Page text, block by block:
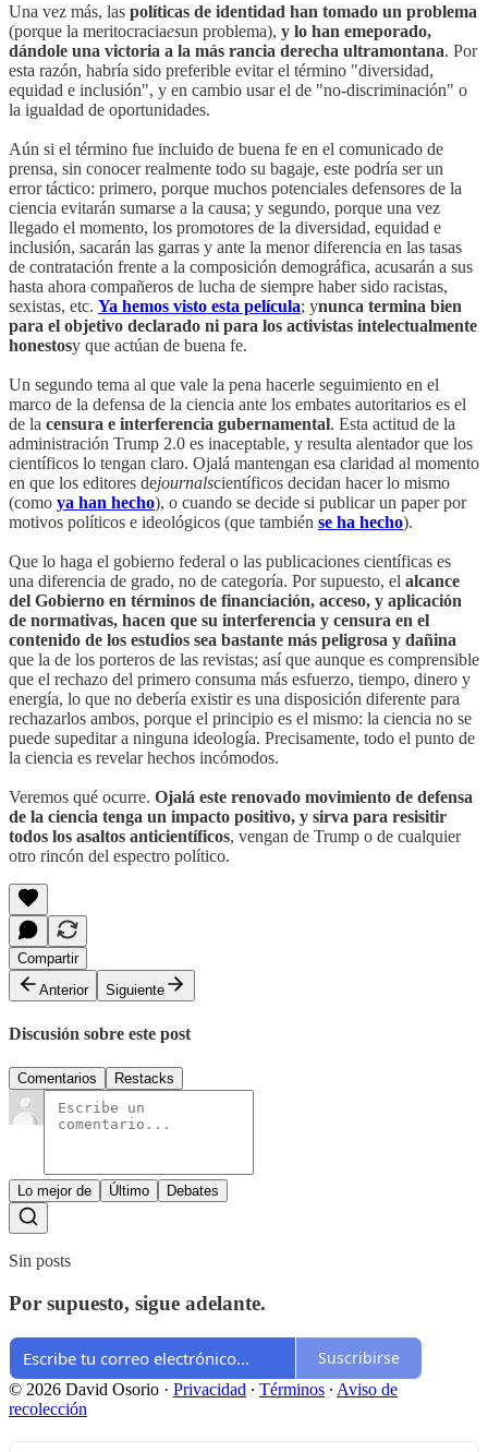
Una vez más, las políticas de identidad han tomado un problema
(porque la meritocraciaesun problema), y lo han emeporado,
dándole una victoria a la más rancia derecha ultramontana. Por
esta razón, habría sido preferible evitar el término "diversidad,
equidad e inclusión", y en cambio usar el de "no-discriminación" o
la igualdad de oportunidades.
Aún si el término fue incluido de buena fe en el comunicado de
prensa, sin conocer realmente todo su bagaje, este podría ser un
error táctico: primero, porque muchos potenciales defensores de la
ciencia evitarán sumarse a la causa; y segundo, porque una vez
llegado el momento, los promotores de la diversidad, equidad e
inclusión, sacarán las garras y ante la menor diferencia en las tasas
de contratación frente a la composición demográfica, acusarán a sus
hasta ahora compañeros de lucha de siempre haber sido racistas,
sexistas, etc. Ya hemos visto esta película; ynunca termina bien
para el objetivo declarado ni para los activistas intelectualmente
honestosy que actúan de buena fe.
Un segundo tema al que vale la pena hacerle seguimiento en el
marco de la defensa de la ciencia ante los embates autoritarios es el
de la censura e interferencia gubernamental. Esta actitud de la
administración Trump 2.0 es inaceptable, y resulta alentador que los
científicos lo tengan claro. Ojalá mantengan esa claridad al momento
en que los editores dejournalscientíficos decidan hacer lo mismo
(como ya han hecho), o cuando se decide si publicar un paper por
motivos políticos e ideológicos (que también se ha hecho).
Que lo haga el gobierno federal o las publicaciones científicas es
una diferencia de grado, no de categoría. Por supuesto, el alcance
del Gobierno en términos de financiación, acceso, y aplicación
de normativas, hacen que su interferencia y censura en el
contenido de los estudios sea bastante más peligrosa y dañina
que la de los porteros de las revistas; así que aunque es comprensible
que el rechazo del primero consuma más esfuerzo, tiempo, dinero y
energía, lo que no debería existir es una disposición diferente para
rechazarlos ambos, porque el principio es el mismo: la ciencia no se
puede supeditar a ninguna ideología. Precisamente, todo el punto de
la ciencia es revelar hechos incómodos.
Veremos qué ocurre. Ojalá este renovado movimiento de defensa
de la ciencia tenga un impacto positivo, y sirva para resisitir
todos los asaltos anticientíficos, vengan de Trump o de cualquier
otro rincón del espectro político.
Compartir
Anterior
Siguiente
Discusión sobre este post
Comentarios Restacks
Lo mejor de Último Debates
Sin posts
Por supuesto, sigue adelante.
Suscribirse
© 2026 David Osorio · Privacidad ∙ Términos ∙ Aviso de
recolección